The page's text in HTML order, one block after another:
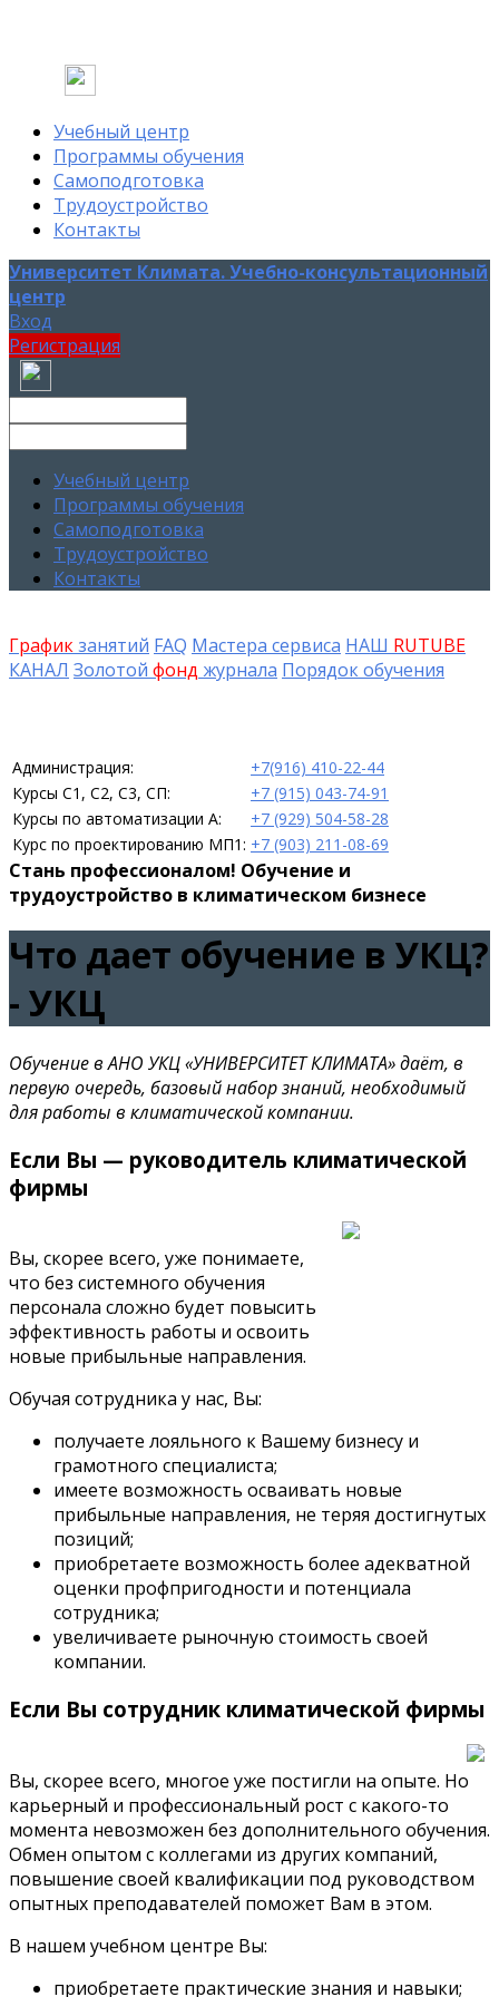
Учебный центр
Программы обучения
Самоподготовка
Трудоустройство
Контакты
Университет Климата. Учебно-консультационный
центр
Вход
Регистрация
Учебный центр
Программы обучения
Самоподготовка
Трудоустройство
Контакты
Графикзанятий FAQ Мастера сервиса НАШ RUTUBE
КАНАЛ Золотой фонд журнала Порядок обучения
Администрация:
+7(916) 410-22-44
Курсы С1, С2, С3, СП:
+7 (915) 043-74-91
Курсы по автоматизации А:
+7 (929) 504-58-28
Курс по проектированию МП1: +7 (903) 211-08-69
Стань профессионалом! Обучение и
трудоустройство в климатическом бизнесе
Что дает обучение в УКЦ?
- УКЦ
Обучение в АНО УКЦ «УНИВЕРСИТЕТ КЛИМАТА» даёт, в
первую очередь, базовый набор знаний, необходимый
для работы в климатической компании.
Если Вы — руководитель климатической
фирмы
Вы, скорее всего, уже понимаете,
что без системного обучения
персонала сложно будет повысить
эффективность работы и освоить
новые прибыльные направления.
Обучая сотрудника у нас, Вы:
получаете лояльного к Вашему бизнесу и
грамотного специалиста;
имеете возможность осваивать новые
прибыльные направления, не теряя достигнутых
позиций;
приобретаете возможность более адекватной
оценки профпригодности и потенциала
сотрудника;
увеличиваете рыночную стоимость своей
компании.
Если Вы сотрудник климатической фирмы
Вы, скорее всего, многое уже постигли на опыте. Но
карьерный и профессиональный рост с какого-то
момента невозможен без дополнительного обучения.
Обмен опытом с коллегами из других компаний,
повышение своей квалификации под руководством
опытных преподавателей поможет Вам в этом.
В нашем учебном центре Вы:
приобретаете практические знания и навыки;